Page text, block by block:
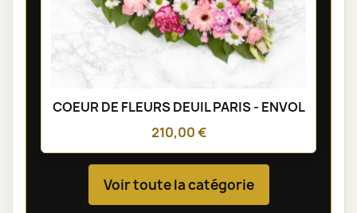
COEUR DE FLEURS DEUIL PARIS - ENVOL
210,00 €
Voir toute la catégorie